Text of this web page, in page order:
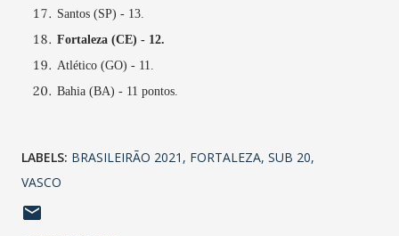
Santos (SP) - 13.
Fortaleza (CE) - 12.
Atlético (GO) - 11.
Bahia (BA) - 11 pontos.
LABELS: BRASILEIRÃO 2021 FORTALEZA SUB 20
VASCO